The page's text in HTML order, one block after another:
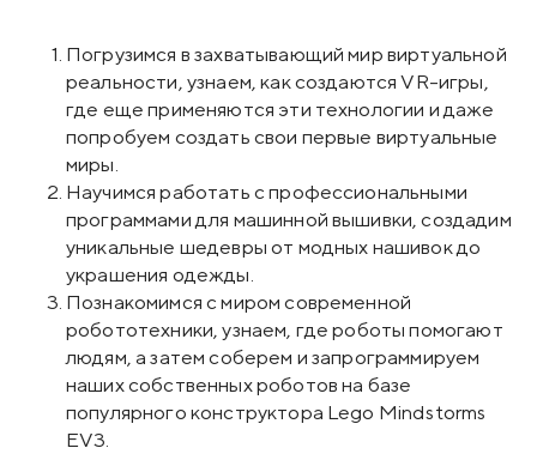
Погрузимся в захватывающий мир виртуальной
реальности, узнаем, как создаются VR-игры,
где еще применяются эти технологии и даже
попробуем создать свои первые виртуальные
миры.
Научимся работать с профессиональными
программами для машинной вышивки, создадим
уникальные шедевры от модных нашивок до
украшения одежды.
Познакомимся с миром современной
робототехники, узнаем, где роботы помогают
людям, а затем соберем и запрограммируем
наших собственных роботов на базе
популярного конструктора Lego Mindstorms
EV3.